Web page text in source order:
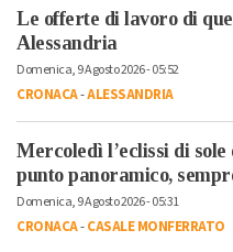
Le offerte di lavoro di
Alessandria
Domenica, 9 Agosto 2026 - 05:52
CRONACA-ALESSANDRIA
Mercoledì l’eclissi di
punto panoramico,
Domenica, 9 Agosto 2026 - 05:31
CRONACA-CASALE MONFERRATO